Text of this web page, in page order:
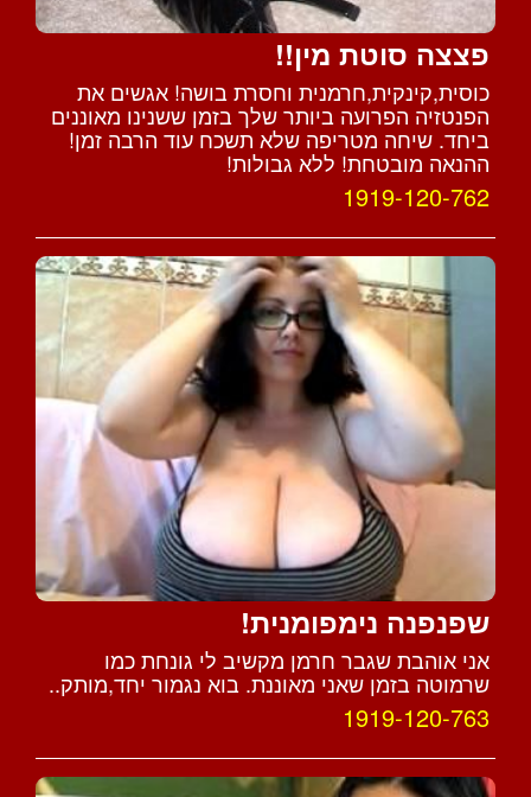
פצצה סוטת מין!!
כוסית,קינקית,חרמנית וחסרת בושה! אגשים את
הפנטזיה הפרועה ביותר שלך בזמן ששנינו מאוננים
ביחד. שיחה מטריפה שלא תשכח עוד הרבה זמן!
ההנאה מובטחת! ללא גבולות!
1919-120-762
שפנפנה נימפומנית!
אני אוהבת שגבר חרמן מקשיב לי גונחת כמו
שרמוטה בזמן שאני מאוננת. בוא נגמור יחד,מותק..
1919-120-763